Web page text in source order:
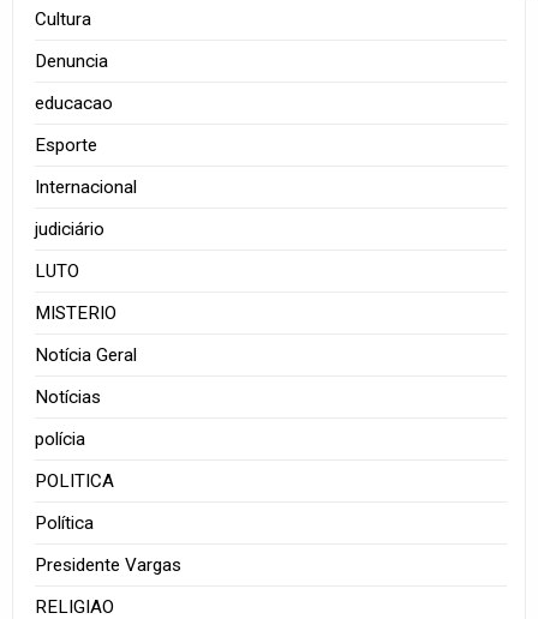
Cultura
Denuncia
educacao
Esporte
Internacional
judiciário
LUTO
MISTERIO
Notícia Geral
Notícias
polícia
POLITICA
Política
Presidente Vargas
RELIGIAO